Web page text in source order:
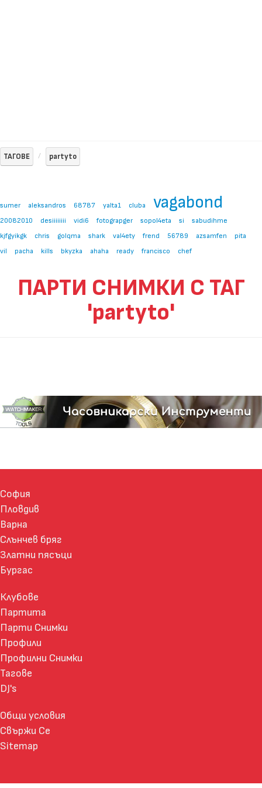
ТАГОВЕ partyto
sumer aleksandros 68787 yalta1 cluba vagabond
20082010 desiiiiiiii vidi6 fotograpger sopol4eta si
sabudihme
kjfgyikgk
chris golqma shark val4ety frend 56789 azsamfen
pita
vil
pacha kills bkyzka ahaha ready francisco chef
ПАРТИ СНИМКИ С ТАГ
'partyto'
София
Пловдив
Варна
Слънчев бряг
Златни пясъци
Бургас
Клубове
Партита
Парти Снимки
Профили
Профилни Снимки
Тагове
DJ's
Общи условия
Свържи Се
Sitemap